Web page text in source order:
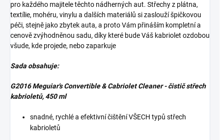
pro každého majitele těchto nádherných aut. Střechy z plátna,
textílie, mohéru, vinylu a dalších materiálů si zaslouží špičkovou
péči, stejně jako zbytek auta, a proto Vám přináším kompletní a
cenově zvýhodněnou sadu, díky které bude Váš kabriolet ozdobou
všude, kde projede, nebo zaparkuje
Sada obsahuje:
G2016 Meguiar's Convertible & Cabriolet Cleaner - čistič střech
kabrioletů, 450 ml
snadné, rychlé a efektivní čištění VŠECH typů střech
kabrioletů